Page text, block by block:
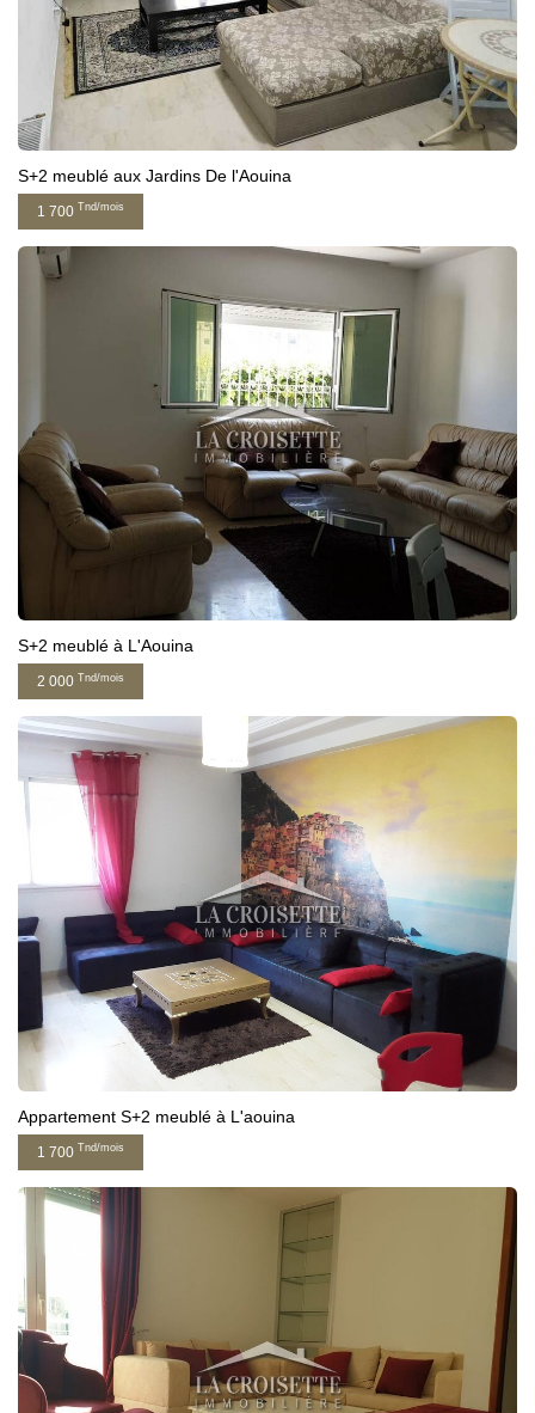
S+2 meublé aux Jardins De l'Aouina
1 700 Tnd/mois
S+2 meublé à L'Aouina
2 000 Tnd/mois
Appartement S+2 meublé à L'aouina
1 700 Tnd/mois